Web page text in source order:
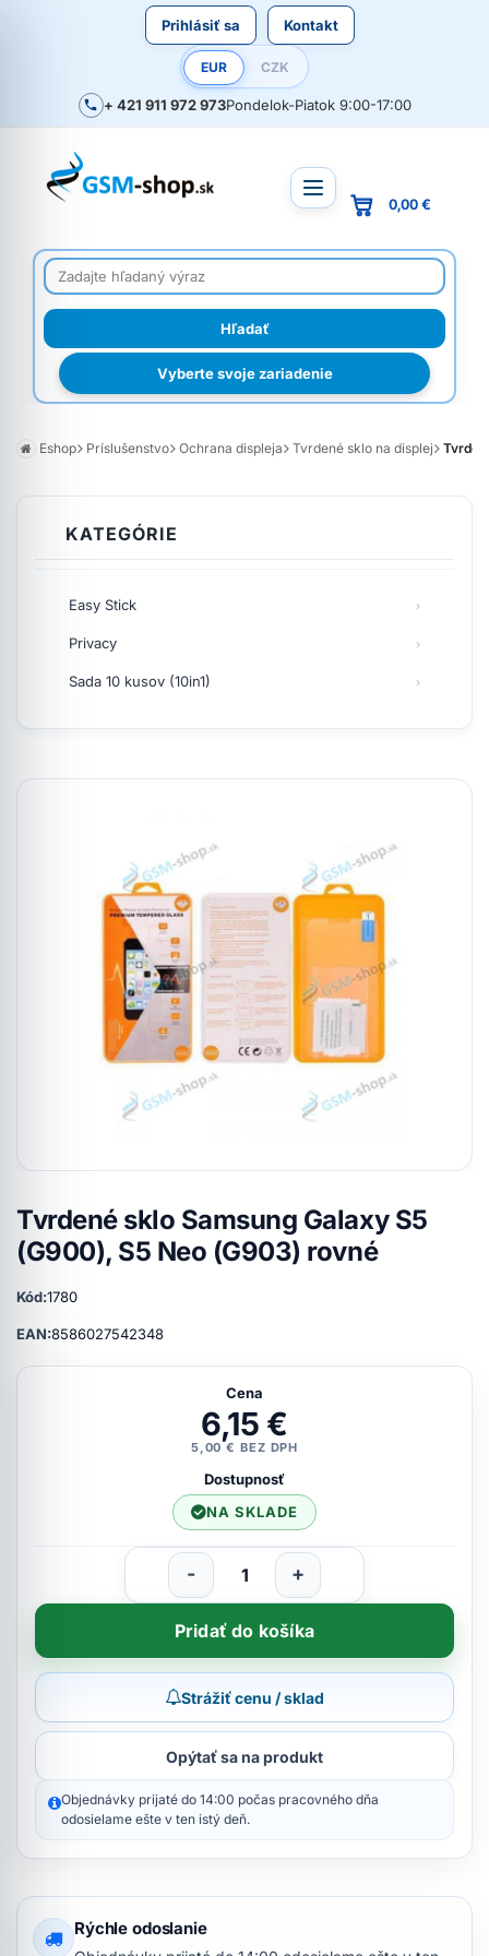
Prihlásiť sa Kontakt
EUR CZK
+ 421 911 972 973Pondelok-Piatok 9:00-17:00
Vyberte svoje zariadenie
0,00 €
Eshop Príslušenstvo Ochrana displeja Tvrdené sklo na displej
KATEGÓRIE
Easy Stick
Privacy
Sada 10 kusov (10in1)
Tvrdené sklo Samsung Galaxy S5
(G900), S5 Neo (G903) rovné
Kód:1780
EAN:8586027542348
Cena
6,15 €
5,00 € BEZ DPH
Dostupnosť
NA SKLADE
- +
Pridať do košíka
Strážiť cenu / sklad
Opýtať sa na produkt
Objednávky prijaté do 14:00 počas pracovného dňa
odosielame ešte v ten istý deň.
Rýchle odoslanie